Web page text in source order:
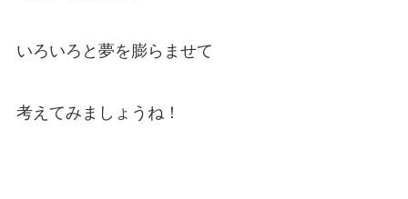
いろいろと夢を膨らませて
考えてみましょうね！